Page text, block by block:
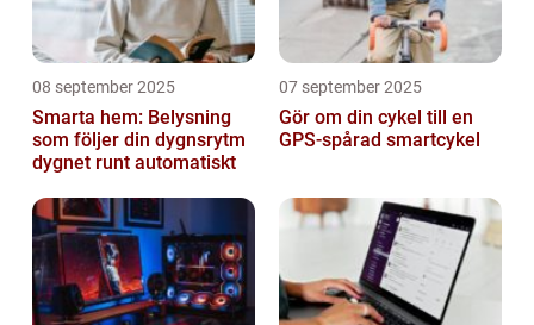
08 september 2025
Smarta hem: Belysning
som följer din dygnsrytm
dygnet runt automatiskt
07 september 2025
Gör om din cykel till en
GPS-spårad smartcykel